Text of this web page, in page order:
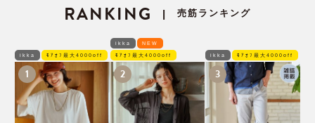
RANKING | 売筋ランキング
ikka ﾓｱｵﾌ最大4000off
1
ikka NEW
ﾓｱｵﾌ最大4000off
2
ikka ﾓｱｵﾌ最大4000off
3